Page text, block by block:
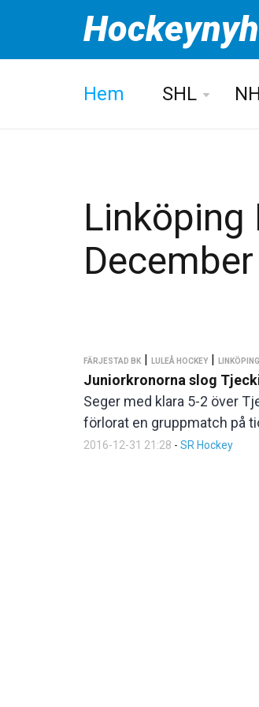
Hem SHL
Linköping
FÄRJESTAD BK | LULEÅ HOCKEY |
Juniorkronorna slog
Seger med klara 5-2 över
förlorat en gruppmatch på
2016-12-31 21:28 - SR Hockey